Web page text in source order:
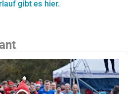
gibt es hier.